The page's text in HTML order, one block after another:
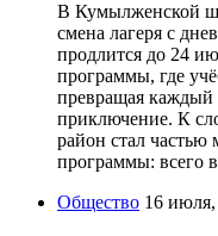
В Кумылженской
смена лагеря с
продлится до 24
программы, где
превращая каждый
приключение. К
район стал частью
программы: всего
Общество 16